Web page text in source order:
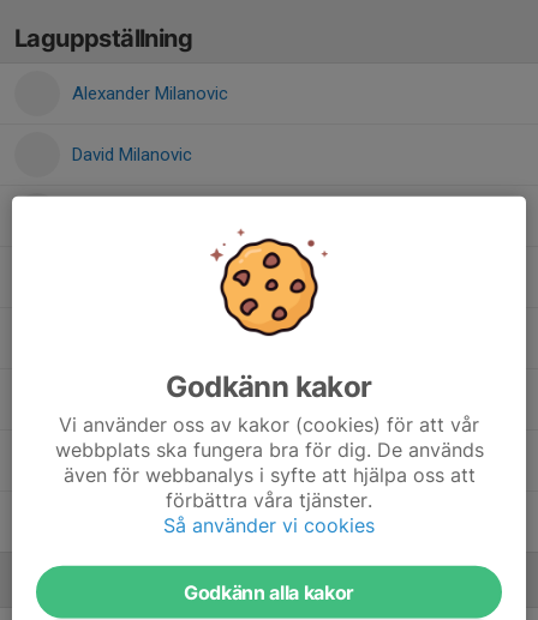
Laguppställning
Alexander Milanovic
David Milanovic
Mattias Ciuraru Rosu
Mohamed Romodan
Szymon Dydo, P/F 2017/2018 (P/F 8/9
William Nilsson
Ledare
Godkänn kakor
Vi använder oss av kakor (cookies) för att vår
webbplats ska fungera bra för dig. De används
även för webbanalys i syfte att hjälpa oss att
förbättra våra tjänster.
Så använder vi cookies
Godkänn alla kakor